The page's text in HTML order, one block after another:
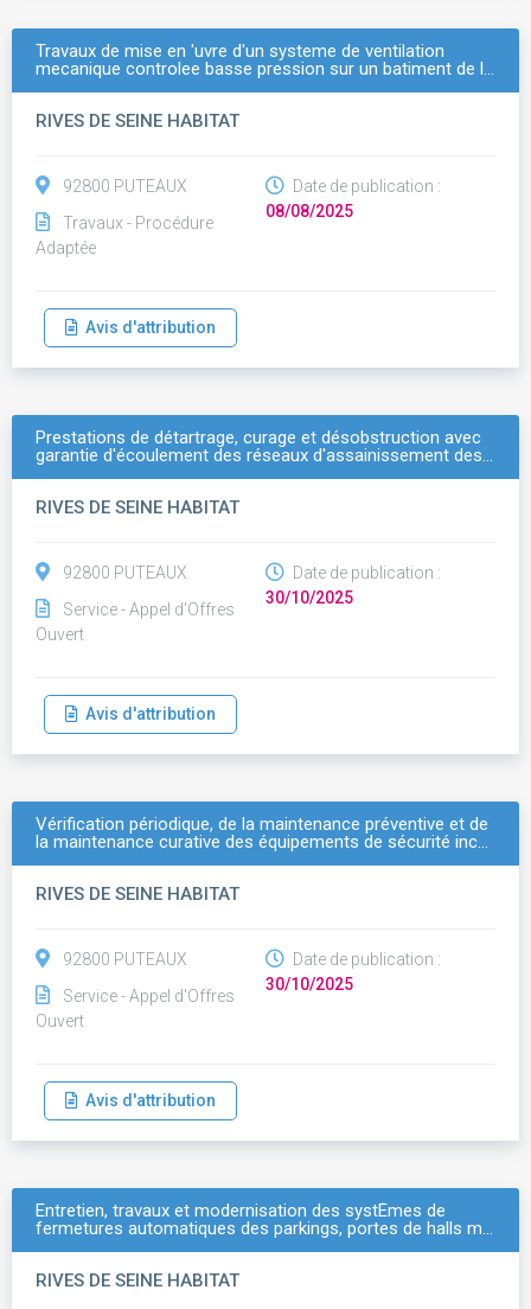
Travaux de mise en 'uvre d'un systeme de ventilation
mecanique controlee basse pression sur un batiment de l…
RIVES DE SEINE HABITAT
92800 PUTEAUX
Travaux - Procédure
Adaptée
Date de publication :
08/08/2025
Avis d'attribution
Prestations de détartrage, curage et désobstruction avec
garantie d'écoulement des réseaux d'assainissement des…
RIVES DE SEINE HABITAT
92800 PUTEAUX
Service - Appel d'Offres
Ouvert
Date de publication :
30/10/2025
Avis d'attribution
Vérification périodique, de la maintenance préventive et de
la maintenance curative des équipements de sécurité inc…
RIVES DE SEINE HABITAT
92800 PUTEAUX
Service - Appel d'Offres
Ouvert
Date de publication :
30/10/2025
Avis d'attribution
Entretien, travaux et modernisation des systÈmes de
fermetures automatiques des parkings, portes de halls m…
RIVES DE SEINE HABITAT